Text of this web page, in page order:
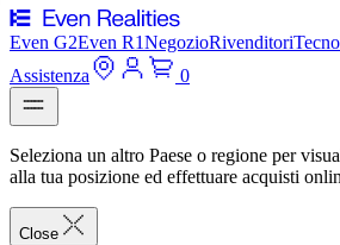
Even G2Even R1NegozioRivenditori
Assistenza
0
Seleziona un altro Paese o regione per
alla tua posizione ed effettuare acquisti
Close